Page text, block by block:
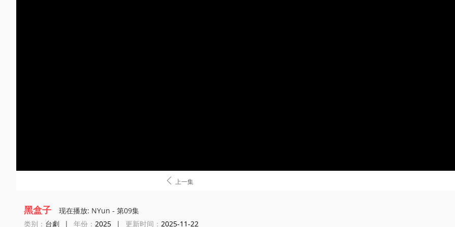
 上一集
黑盒子
现在播放: NYun - 第09集
类别： 台劇 | 年份： 2025 | 更新时间： 2025-11-22